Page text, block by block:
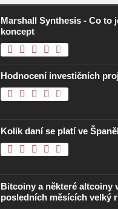
Marshall Synthesis - Co to
koncept
Hodnocení investičních
Kolik daní se platí ve
Bitcoiny a některé altcoiny
posledních měsících velký